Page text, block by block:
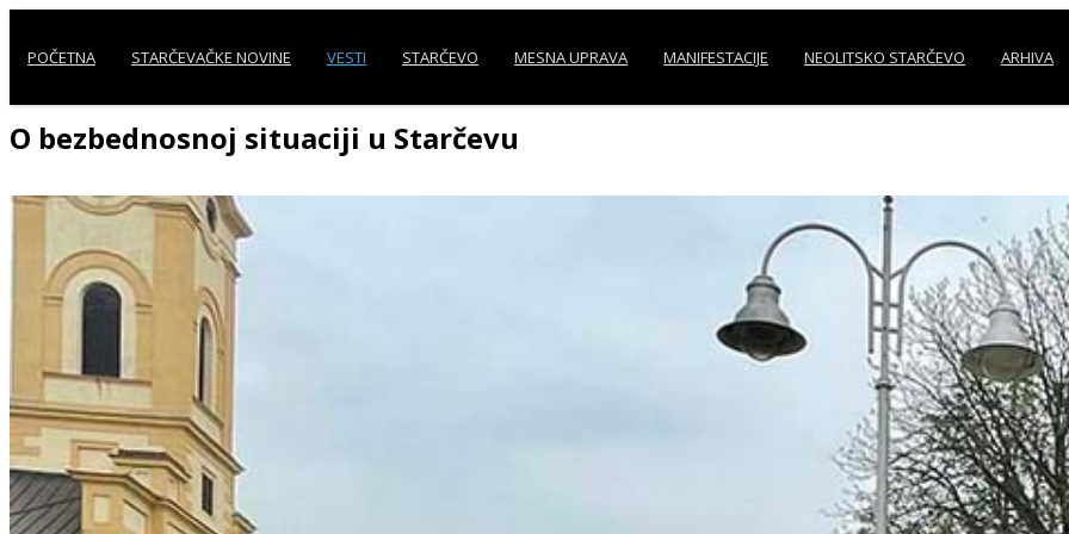
POČETNA STARČEVAČKE NOVINE VESTI STARČEVO MESNA UPRAVA MANIFESTACIJE NEOLITSKO STARČEVO ARHIVA
O bezbednosnoj situaciji u Starčevu